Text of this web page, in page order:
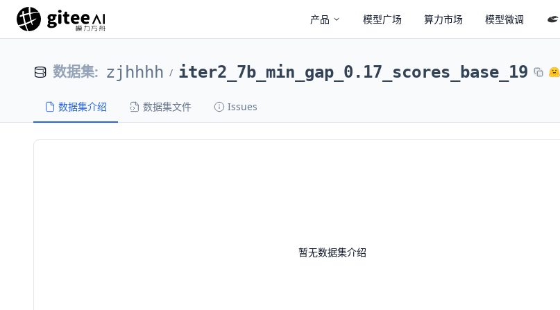
产品 模型广场 算力市场 模型微调
数据集: zjhhhh / iter2_7b_min_gap_0.17_scores_base_19
数据集介绍 数据集文件 Issues
暂无数据集介绍